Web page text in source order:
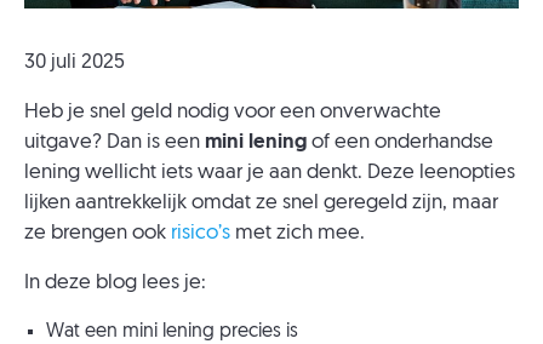
30 juli 2025
Heb je snel geld nodig voor een onverwachte
uitgave? Dan is een mini lening of een onderhandse
lening wellicht iets waar je aan denkt. Deze leenopties
lijken aantrekkelijk omdat ze snel geregeld zijn, maar
ze brengen ook risico’s met zich mee.
In deze blog lees je:
Wat een mini lening precies is